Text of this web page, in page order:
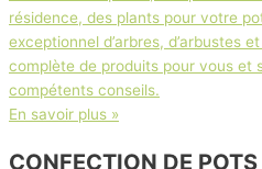
résidence, des plants pour votre
exceptionnel d’arbres, d’arbustes
complète de produits pour vous et
compétents conseils.
En savoir plus »
CONFECTION DE POTS